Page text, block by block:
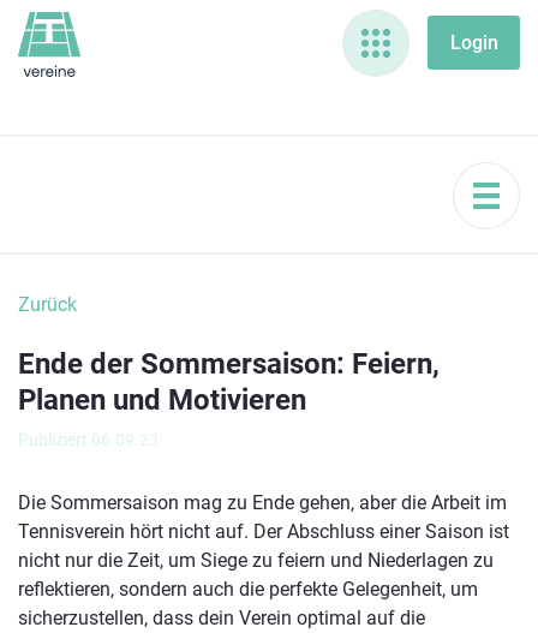
Zurück
Ende der Sommersaison: Feiern,
Planen und Motivieren
Publiziert 06.09.23
Die Sommersaison mag zu Ende gehen, aber die Arbeit im
Tennisverein hört nicht auf. Der Abschluss einer Saison ist
nicht nur die Zeit, um Siege zu feiern und Niederlagen zu
reflektieren, sondern auch die perfekte Gelegenheit, um
sicherzustellen, dass dein Verein optimal auf die